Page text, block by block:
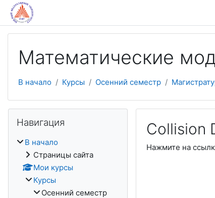
Перейти к основному содержанию
Математические
В начало Курсы Осенний семестр
Collision
Нажмите на
Навигация
В начало
Страницы сайта
Мои курсы
Курсы
Осенний семестр